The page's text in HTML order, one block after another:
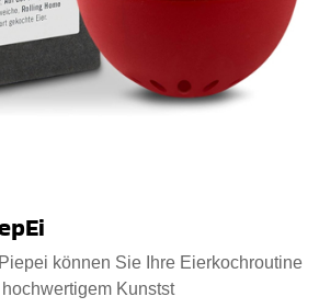
können Sie Ihre Eierkochroutine
Kunstst